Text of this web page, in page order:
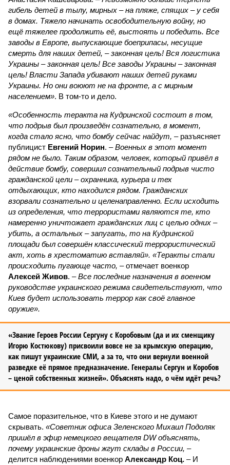
гибель детей в тылу, мирных – на пляже, спящих – у себя
в домах. Тяжело начинать освободительную войну, но
ещё тяжелее продолжить её, выстоять и победить. Все
заводы в Европе, выпускающие боеприпасы, несущие
смерть для наших детей, – законная цель! Вся логистика
Украины – законная цель! Все заводы Украины – законная
цель! Власти Запада убивают наших детей руками
Украины. Но они воюют не на фронте, а с мирным
населением». В том-то и дело.
«Особенность теракта на Кудринской состоит в том,
что подрыв был произведён сознательно, в момент,
когда стало ясно, что бомбу сейчас найдут, – разъясняет
публицист Евгений Норин. –Военных в этот момент
рядом не было. Таким образом, человек, который привёл в
действие бомбу, совершил сознательный подрыв чисто
гражданской цели – охранника, курьера и тех
отдыхающих, кто находился рядом. Гражданских
взорвали сознательно и целенаправленно. Если исходить
из определения, что террористами являются те, кто
намеренно уничтожает гражданских лиц с целью одних –
убить, а остальных – запугать, то на Кудринской
площади был совершён классический террористический
акт, хоть в хрестоматию вставляй». «Теракты стали
происходить пугающе часто, – отмечает военкор
Алексей Живов. –Все последние назначения в военном
руководстве украинского режима свидетельствуют, что
Киев будет использовать террор как своё главное
оружие».
«Звание Героев России Сергуну с Коробовым (да и их сменщику
Игорю Костюкову) присвоили вовсе не за крымскую операцию,
как пишут украинские СМИ, а за то, что они вернули военной
разведке её прямое предназначение. Генералы Сергун и Коробов
– ценой собственных жизней». Объяснять надо, о чём идёт речь?
Самое поразительное, что в Киеве этого и не думают
скрывать. «Советник офиса Зеленского Михаил Подоляк
пришёл в эфир немецкого вещателя DW объяснять,
почему украинские дроны жгут склады в России, –
делится наблюдениями военкор Александр Коц. – И